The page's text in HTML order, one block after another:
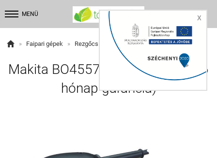
MENÜ  
 » Faipari gépek » Rezgőcsiszoló
Makita BO4557 rezgőcsiszoló (36
hónap garancia)
X